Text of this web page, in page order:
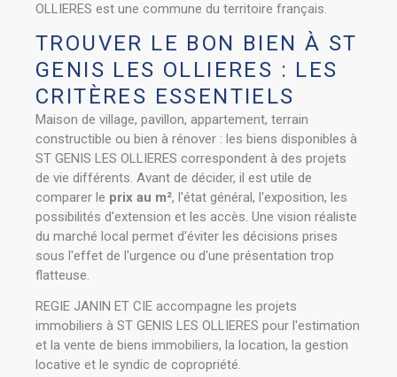
OLLIERES est une commune du territoire français.
TROUVER LE BON BIEN À ST
GENIS LES OLLIERES : LES
CRITÈRES ESSENTIELS
Maison de village, pavillon, appartement, terrain
constructible ou bien à rénover : les biens disponibles à
ST GENIS LES OLLIERES correspondent à des projets
de vie différents. Avant de décider, il est utile de
comparer le prix au m², l'état général, l'exposition, les
possibilités d'extension et les accès. Une vision réaliste
du marché local permet d'éviter les décisions prises
sous l'effet de l'urgence ou d'une présentation trop
flatteuse.
REGIE JANIN ET CIE accompagne les projets
immobiliers à ST GENIS LES OLLIERES pour l'estimation
et la vente de biens immobiliers, la location, la gestion
locative et le syndic de copropriété.